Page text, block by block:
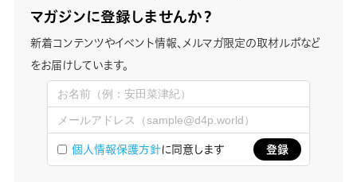
マガジンに登録しませんか？
新着コンテンツやイベント情報、メルマガ限定の取材ルポなど
をお届けしています。
個人情報保護方針に同意します